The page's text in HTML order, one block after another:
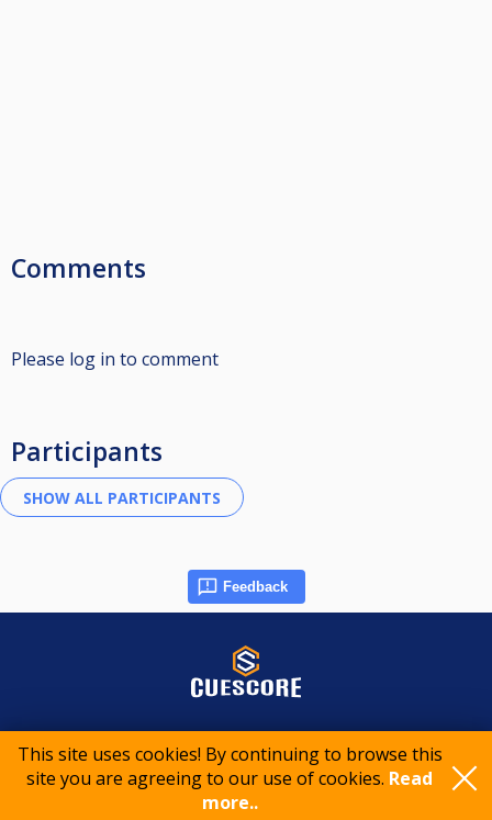
This site uses cookies! By continuing to browse this
site you are agreeing to our use of cookies. Read
more..
Comments
Please log in to comment
Participants
Feedback
© 2015-2026 CueScore International
Privacy policy